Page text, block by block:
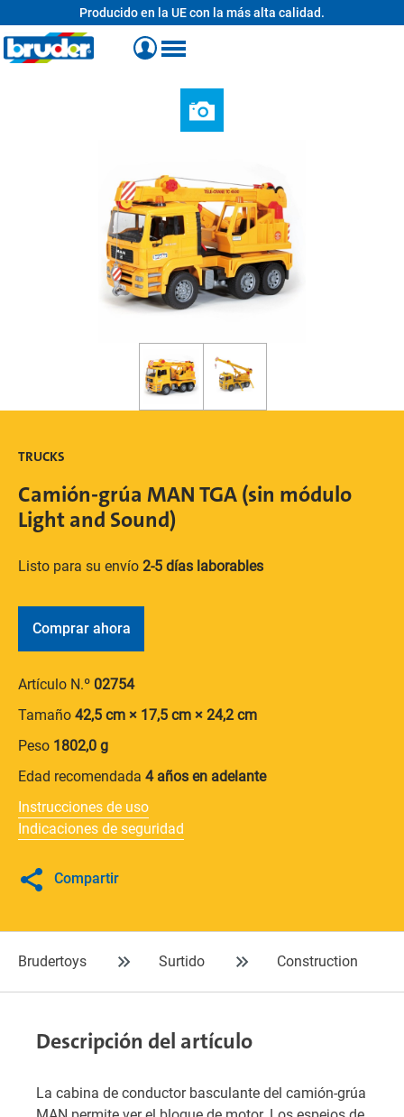
Producido en la UE con la más alta calidad.
TRUCKS
Camión-grúa MAN TGA (sin módulo
Light and Sound)
Listo para su envío 2-5 días laborables
Comprar ahora
Artículo N.º 02754
Tamaño 42,5 cm × 17,5 cm × 24,2 cm
Peso 1802,0 g
Edad recomendada 4 años en adelante
Instrucciones de uso
Indicaciones de seguridad
Compartir
Brudertoys Surtido Construction
Descripción del artículo
La cabina de conductor basculante del camión-grúa